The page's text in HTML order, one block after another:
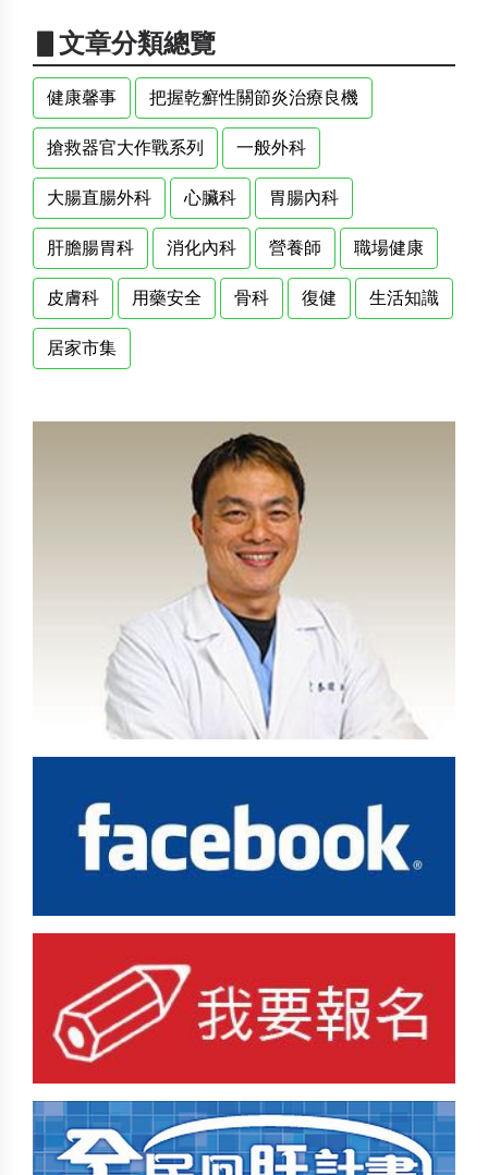
▋文章分類總覽
健康馨事 把握乾癬性關節炎治療良機
搶救器官大作戰系列 一般外科
大腸直腸外科 心臟科 胃腸內科
肝膽腸胃科 消化內科 營養師 職場健康
皮膚科 用藥安全 骨科 復健 生活知識
居家市集